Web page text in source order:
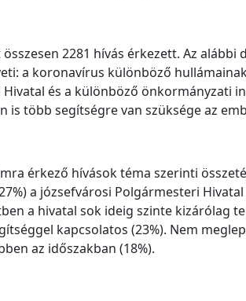
összesen 2281 hívás érkezett. Az
a koronavírus különböző
és a különböző önkormányzati
is több segítségre van szüksége az
érkező hívások téma szerinti
a józsefvárosi Polgármesteri
a hivatal sok ideig szinte kizárólag
kapcsolatos (23%). Nem
az időszakban (18%).